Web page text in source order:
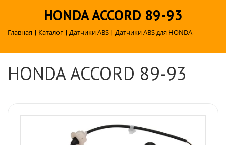
HONDA ACCORD 89-93
Главная | Каталог | Датчики ABS | Датчики ABS для HONDA
HONDA ACCORD 89-93